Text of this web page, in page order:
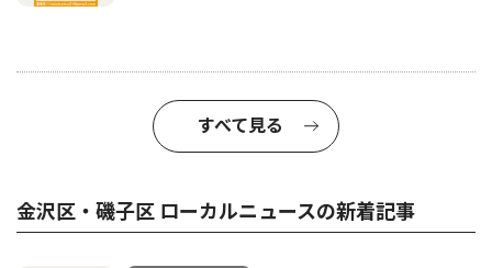
すべて見る
金沢区・磯子区 ローカルニュースの新着記事